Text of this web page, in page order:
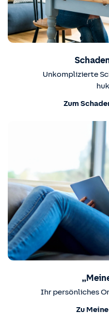
Unkomplizierte
Zum
Ihr persönliches
Zu